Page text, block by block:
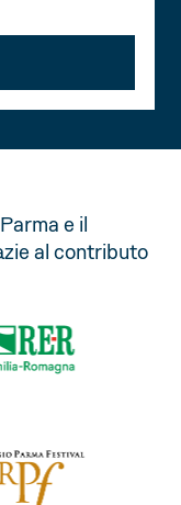
e il
al contributo